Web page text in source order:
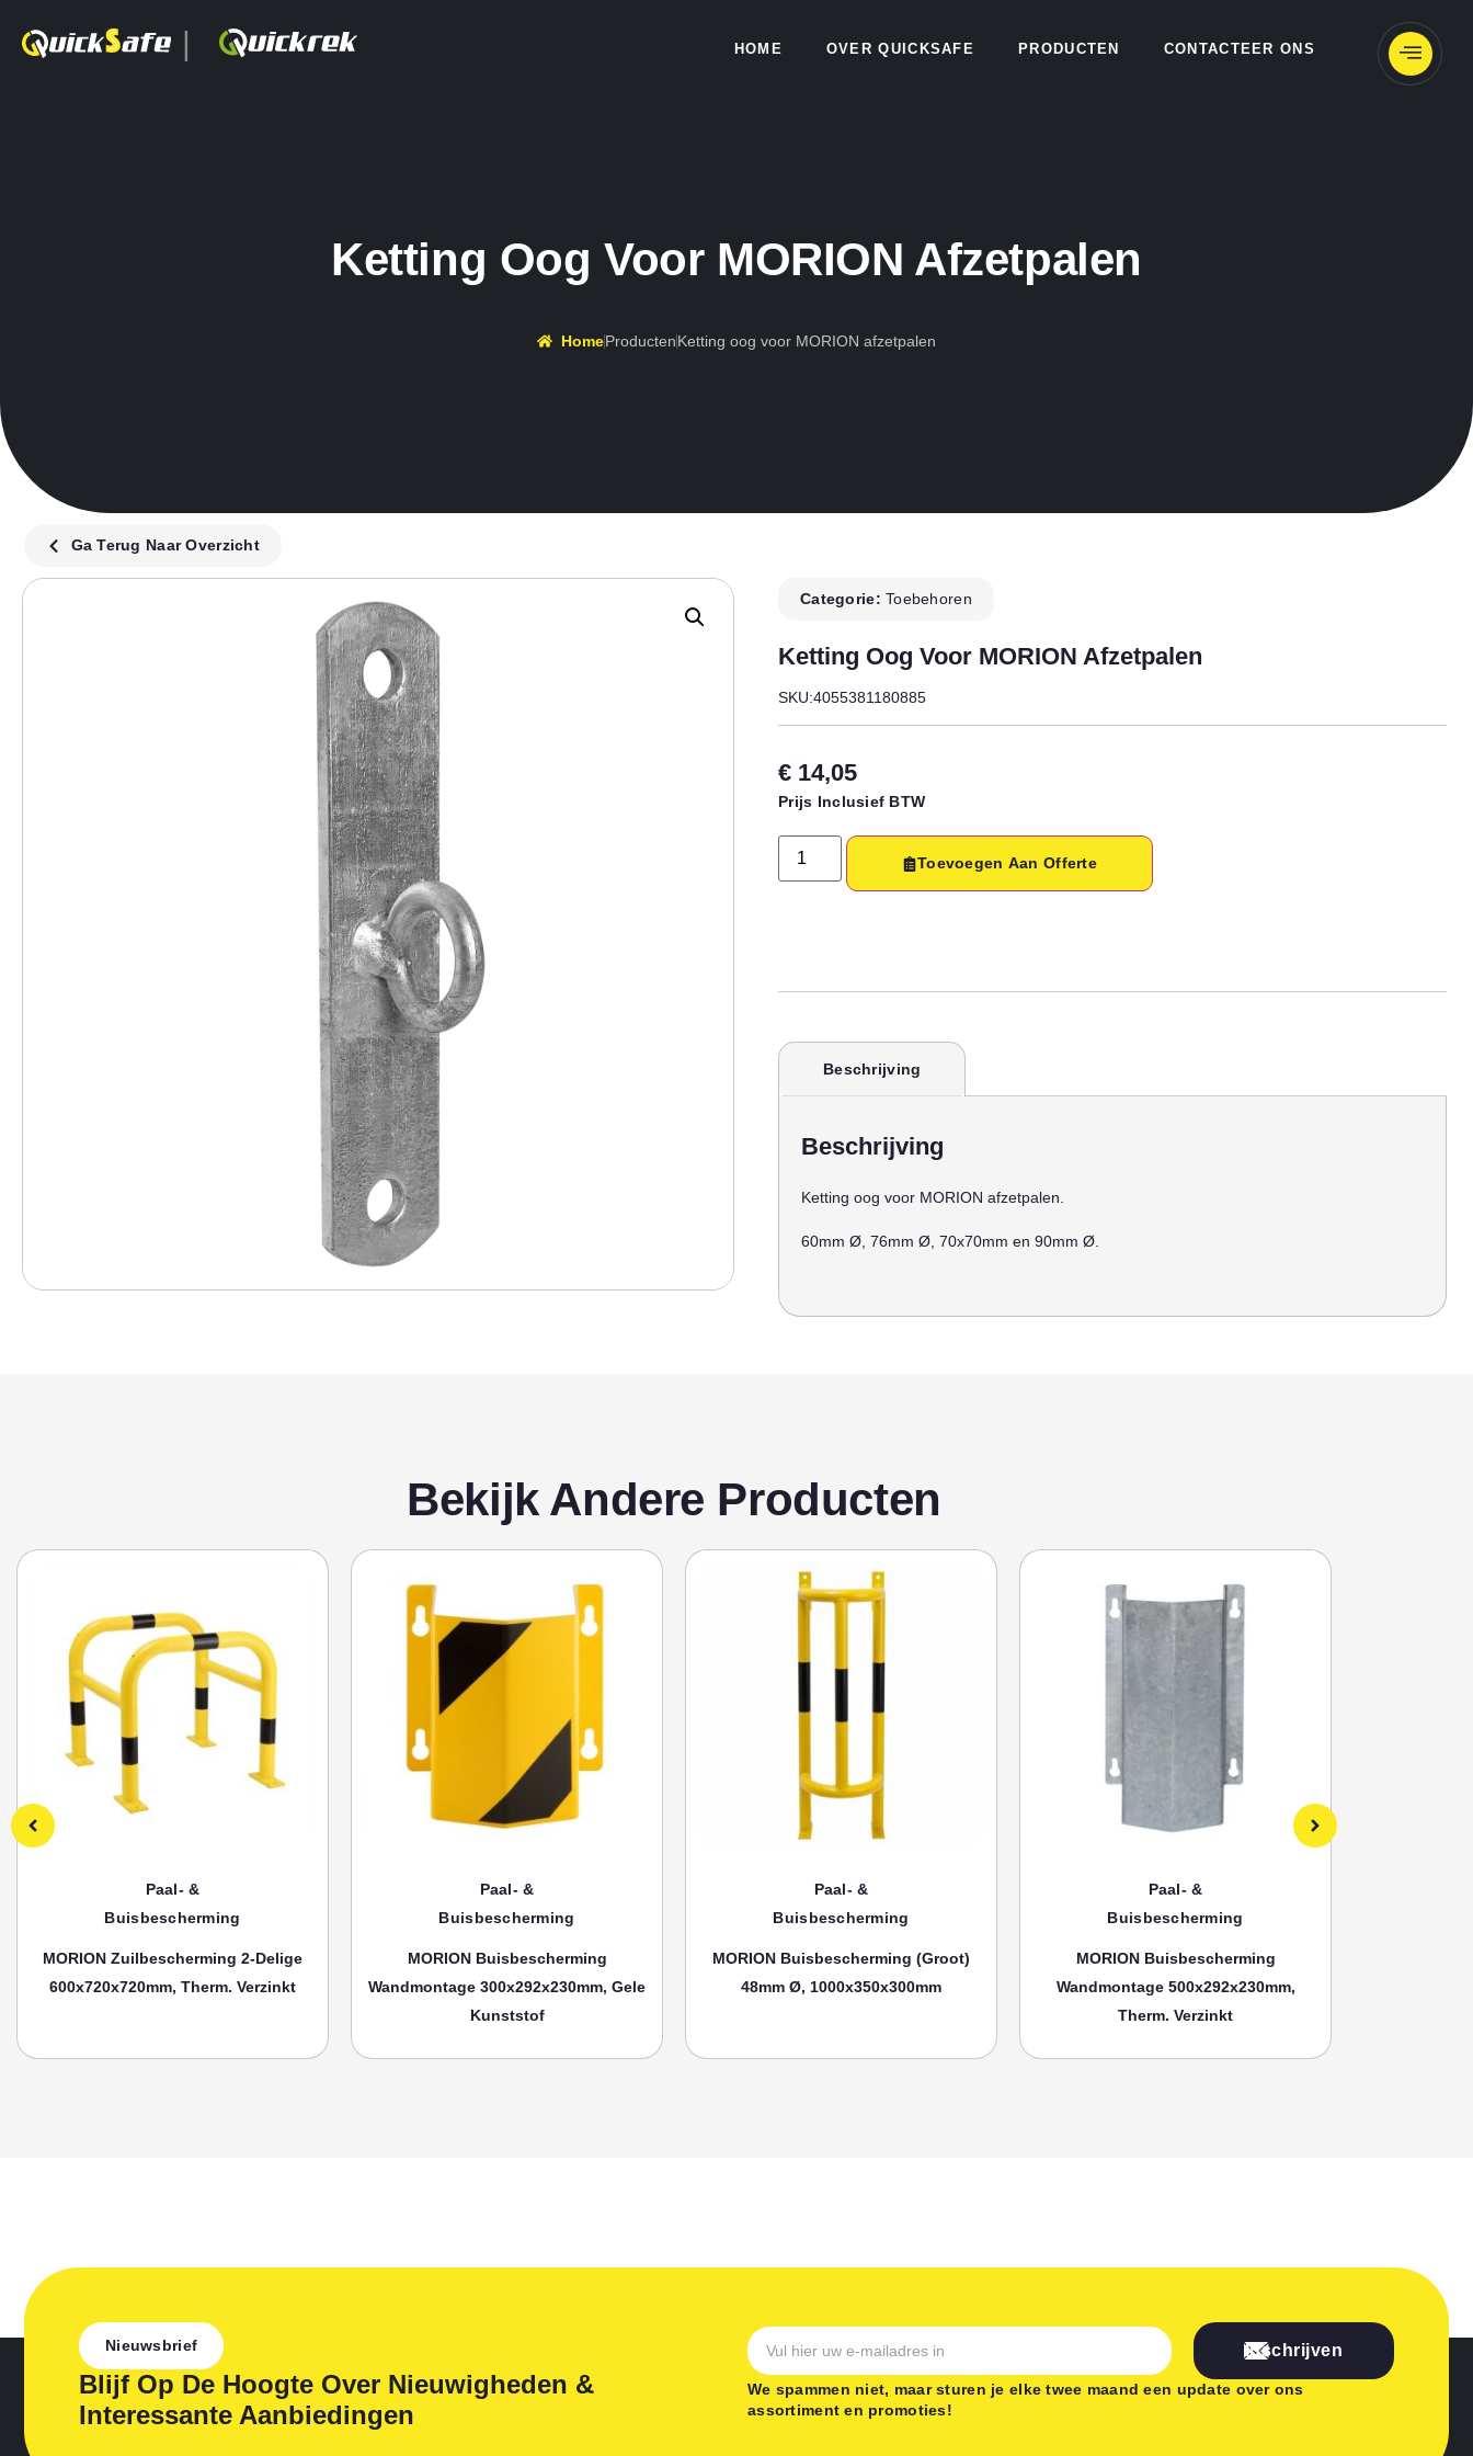
| HOME OVER QUICKSAFE PRODUCTEN CONTACTEER ONS
Ketting Oog Voor MORION Afzetpalen
HomeProductenKetting oog voor MORION afzetpalen
Ga Terug Naar Overzicht
Categorie:Toebehoren
Ketting Oog Voor MORION Afzetpalen
SKU:4055381180885
€ 14,05
Prijs Inclusief BTW
Toevoegen Aan Offerte
Beschrijving
Beschrijving
Ketting oog voor MORION afzetpalen.
60mm Ø, 76mm Ø, 70x70mm en 90mm Ø.
Bekijk Andere Producten
Paal- &
Buisbescherming
MORION Zuilbescherming 2-Delige
600x720x720mm, Therm. Verzinkt
Paal- &
Buisbescherming
MORION Buisbescherming
Wandmontage 300x292x230mm, Gele
Kunststof
Paal- &
Buisbescherming
MORION Buisbescherming (groot)
48mm Ø, 1000x350x300mm
Paal- &
Buisbescherming
MORION Buisbescherming
Wandmontage 500x292x230mm,
Therm. Verzinkt
Nieuwsbrief
Blijf Op De Hoogte Over Nieuwigheden &
Interessante Aanbiedingen
Inschrijven
We spammen niet, maar sturen je elke twee maand een update over ons
assortiment en promoties!